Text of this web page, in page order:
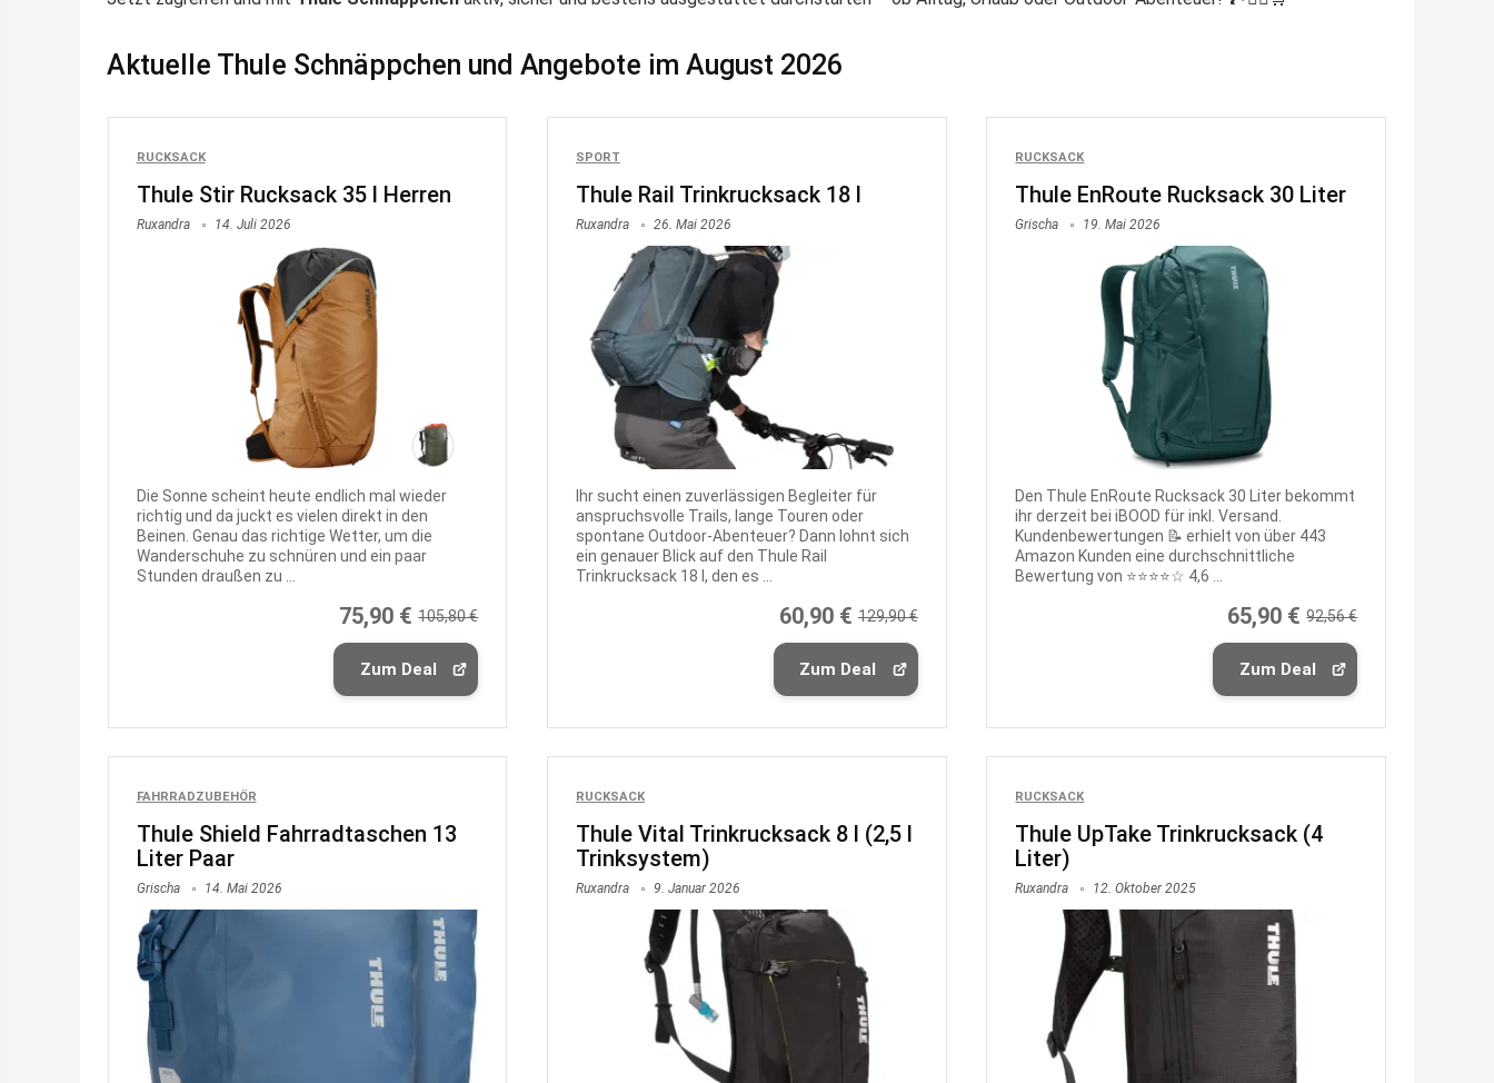
Aktuelle Thule Schnäppchen und Angebote im August 2026
RUCKSACK
Thule Stir Rucksack 35 l Herren
Ruxandra 14. Juli 2026
Die Sonne scheint heute endlich mal wieder
richtig und da juckt es vielen direkt in den
Beinen. Genau das richtige Wetter, um die
Wanderschuhe zu schnüren und ein paar
Stunden draußen zu ...
75,90 € 105,80 €
Zum Deal
SPORT
Thule Rail Trinkrucksack 18 l
Ruxandra 26. Mai 2026
Ihr sucht einen zuverlässigen Begleiter für
anspruchsvolle Trails, lange Touren oder
spontane Outdoor-Abenteuer? Dann lohnt sich
ein genauer Blick auf den Thule Rail
Trinkrucksack 18 l, den es ...
60,90 € 129,90 €
Zum Deal
RUCKSACK
Thule EnRoute Rucksack 30 Liter
Grischa 19. Mai 2026
Den Thule EnRoute Rucksack 30 Liter bekommt
ihr derzeit bei iBOOD für inkl. Versand.
Kundenbewertungen 📝 erhielt von über 443
Amazon Kunden eine durchschnittliche
Bewertung von ⭐️⭐️⭐️⭐️☆ 4,6 ...
65,90 € 92,56 €
Zum Deal
FAHRRADZUBEHÖR
Thule Shield Fahrradtaschen 13
Liter Paar
Grischa 14. Mai 2026
RUCKSACK
Thule Vital Trinkrucksack 8 l (2,5 l
Trinksystem)
Ruxandra 9. Januar 2026
RUCKSACK
Thule UpTake Trinkrucksack (4
Liter)
Ruxandra 12. Oktober 2025
↩
Kerstin
Bei EDEKA
21:37
↩
Joachim
Haribo Roadshow / 100 Orte / ab
29.07www.haribo.com/de-
de/aktuelles...
13:04
↩
Ab diesem Jahr gibt es keine
Fielmann-Blinkis mehr / wurde
↩
Christian Schröder
@Joachim Moin Joachim, schön
dich zu sehen, alles gut?
15:01
↩
Joachim